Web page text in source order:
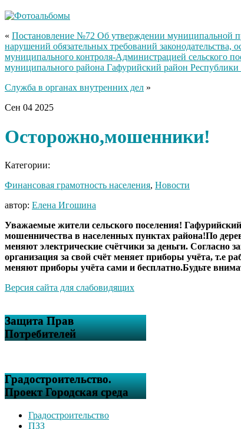
« Постановление №72 Об утверждении муниципальной
нарушений обязательных требований законодательства,
муниципального контроля-Администрацией сельского
муниципального района Гафурийский район Республики
Служба в органах внутренних дел »
Сен 04 2025
Осторожно,мошенники!
Категории:
Финансовая грамотность населения, Новости
автор: Елена Игошина
Уважаемые жители сельского поселения!
мошенничества в населенных пунктах района!По
меняют электрические счётчики за деньги. Согласно
организация за свой счёт меняет приборы учёта, т.е
меняют приборы учёта сами и бесплатно.Будьте
Версия сайта для слабовидящих
Защита Прав
Потребителей
Градостроительство.
Проект Городская среда
Градостроительство
ПЗЗ